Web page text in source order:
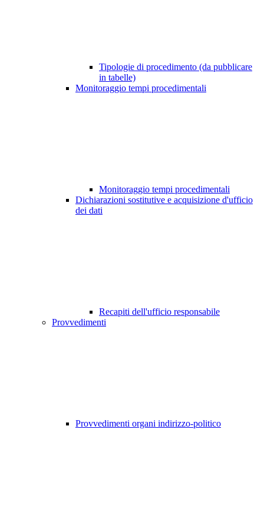
Tipologie di procedimento (da pubblicare
in tabelle)
Monitoraggio tempi procedimentali
Monitoraggio tempi procedimentali
Dichiarazioni sostitutive e acquisizione d'ufficio
dei dati
Recapiti dell'ufficio responsabile
Provvedimenti
Provvedimenti organi indirizzo-politico